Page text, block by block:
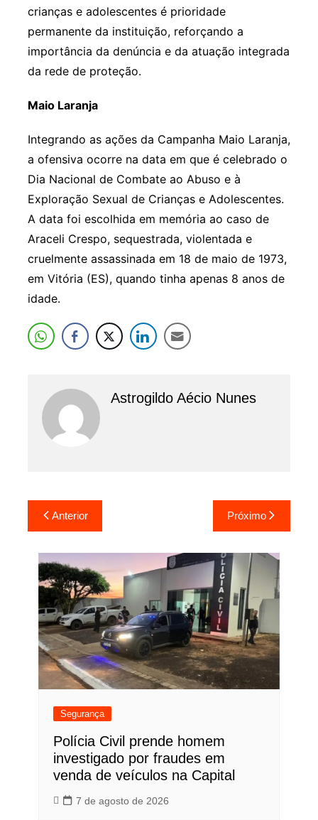
crianças e adolescentes é prioridade
permanente da instituição, reforçando a
importância da denúncia e da atuação integrada
da rede de proteção.
Maio Laranja
Integrando as ações da Campanha Maio Laranja,
a ofensiva ocorre na data em que é celebrado o
Dia Nacional de Combate ao Abuso e à
Exploração Sexual de Crianças e Adolescentes.
A data foi escolhida em memória ao caso de
Araceli Crespo, sequestrada, violentada e
cruelmente assassinada em 18 de maio de 1973,
em Vitória (ES), quando tinha apenas 8 anos de
idade.
Astrogildo Aécio Nunes
Navegação
de
Post
Anterior Próximo
Segurança
Polícia Civil prende homem
investigado por fraudes em
venda de veículos na Capital
7 de agosto de 2026